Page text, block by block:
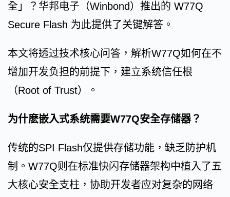
全」？华邦电子（Winbond）推出的 W77Q
Secure Flash 为此提供了关键解答。
本文将透过技术核心问答，解析W77Q如何在不
增加开发负担的前提下，建立系统信任根
（Root of Trust）。
为什麽嵌入式系统需要W77Q安全存储器？
传统的SPI Flash仅提供存储功能，缺乏防护机
制。W77Q则在标准快闪存储器架构中植入了五
大核心安全支柱，协助开发者应对复杂的网络